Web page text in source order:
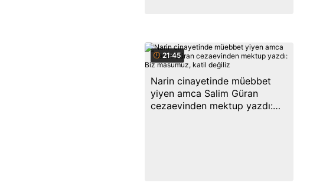
21:45
Narin cinayetinde müebbet
yiyen amca Salim Güran
cezaevinden mektup yazdı: